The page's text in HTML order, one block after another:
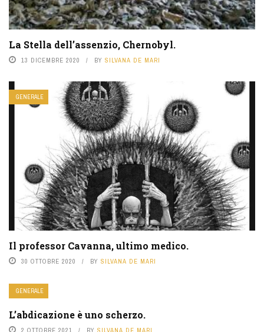
La Stella dell’assenzio, Chernobyl.
13 DICEMBRE 2020 BY SILVANA DE MARI
GENERALE
Il professor Cavanna, ultimo medico.
30 OTTOBRE 2020 BY SILVANA DE MARI
GENERALE
L’abdicazione è uno scherzo.